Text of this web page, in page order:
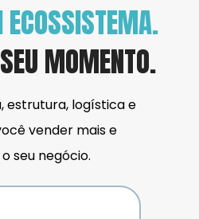
MOMENTO.
estrutura, logística e
vender mais e
seu negócio.